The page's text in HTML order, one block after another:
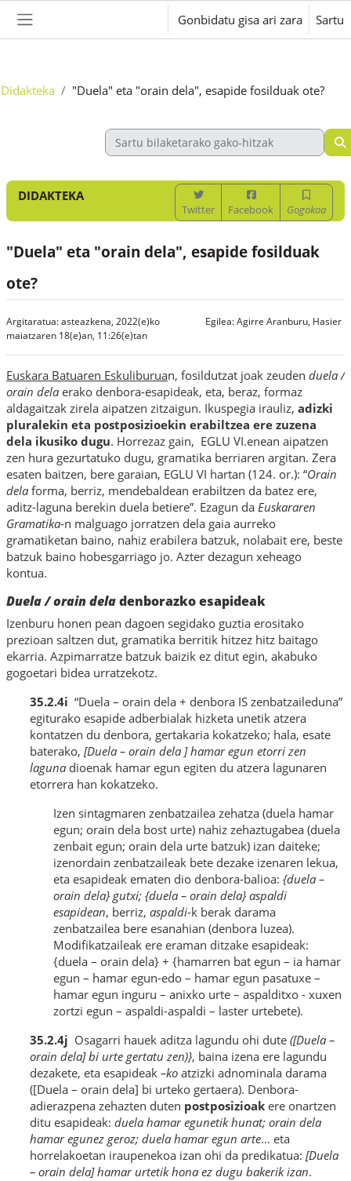
Alboko panela
Gonbidatu gisa ari zara Sartu
Didakteka "Duela" eta "orain dela", esapide fosilduak ote?
DIDAKTEKA
Twitter Facebook Gogokoa
"Duela" eta "orain dela", esapide fosilduak
ote?
Argitaratua: asteazkena, 2022(e)ko
maiatzaren 18(e)an, 11:26(e)tan
Egilea:Agirre Aranburu, Hasier
Euskara Batuaren Eskuliburuan, fosildutzat joak zeuden duela /
orain dela erako denbora-esapideak, eta, beraz, formaz
aldagaitzak zirela aipatzen zitzaigun. Ikuspegia irauliz, adizki
pluralekin eta postposizioekin erabiltzea ere zuzena
dela ikusiko dugu. Horrezaz gain, EGLU VI.enean aipatzen
zen hura gezurtatuko dugu, gramatika berriaren argitan. Zera
esaten baitzen, bere garaian, EGLU VI hartan (124. or.): “Orain
dela forma, berriz, mendebaldean erabiltzen da batez ere,
aditz-laguna berekin duela betiere”. Ezagun da Euskararen
Gramatika-n malguago jorratzen dela gaia aurreko
gramatiketan baino, nahiz erabilera batzuk, nolabait ere, beste
batzuk baino hobesgarriago jo. Azter dezagun xeheago
kontua.
Duela / orain deladenborazko esapideak
Izenburu honen pean dagoen segidako guztia erositako
prezioan saltzen dut, gramatika berritik hitzez hitz baitago
ekarria. Azpimarratze batzuk baizik ez ditut egin, akabuko
gogoetari bidea urratzekotz.
35.2.4i “Duela – orain dela + denbora IS zenbatzaileduna”
egiturako esapide adberbialak hizketa unetik atzera
kontatzen du denbora, gertakaria kokatzeko; hala, esate
baterako, [Duela – orain dela ] hamar egun etorri zen
laguna dioenak hamar egun egiten du atzera lagunaren
etorrera han kokatzeko.
Izen sintagmaren zenbatzailea zehatza (duela hamar
egun; orain dela bost urte) nahiz zehaztugabea (duela
zenbait egun; orain dela urte batzuk) izan daiteke;
izenordain zenbatzaileak bete dezake izenaren lekua,
eta esapideak ematen dio denbora-balioa: {duela –
orain dela} gutxi; {duela – orain dela} aspaldi
esapidean, berriz, aspaldi-k berak darama
zenbatzailea bere esanahian (denbora luzea).
Modifikatzaileak ere eraman ditzake esapideak:
{duela – orain dela} + {hamarren bat egun – ia hamar
egun – hamar egun-edo – hamar egun pasatuxe –
hamar egun inguru – anixko urte – aspalditxo - xuxen
zortzi egun – aspaldi-aspaldi – laster urtebete).
35.2.4j Osagarri hauek aditza lagundu ohi dute ([Duela –
orain dela] bi urte gertatu zen)}, baina izena ere lagundu
dezakete, eta esapideak –ko atzizki adnominala darama
([Duela – orain dela] bi urteko gertaera). Denbora-
adierazpena zehazten duten postposizioak ere onartzen
ditu esapideak: duela hamar egunetik hunat; orain dela
hamar egunez geroz; duela hamar egun arte… eta
horrelakoetan iraupenekoa izan ohi da predikatua: [Duela
– orain dela] hamar urtetik hona ez dugu bakerik izan.